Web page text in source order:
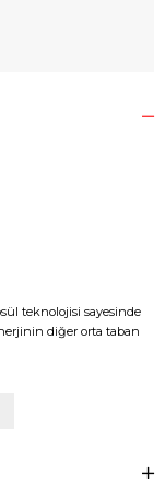
teknolojisi sayesinde
diğer orta taban